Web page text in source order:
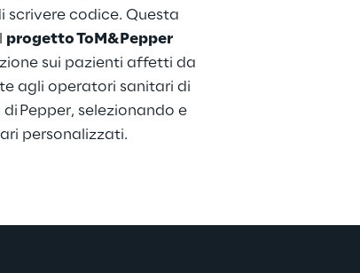
codice. Questa
progetto ToM&Pepper
sui pazienti affetti da
agli operatori sanitari di
Pepper, selezionando e
personalizzati.